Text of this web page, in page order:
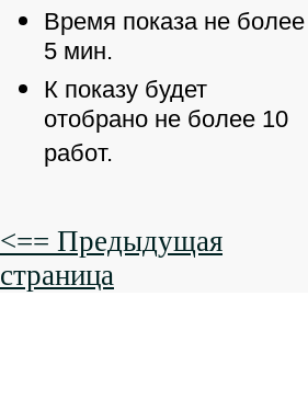
Время показа не более
5 мин.
К показу будет
отобрано не более 10
работ.
<== Предыдущая
страница